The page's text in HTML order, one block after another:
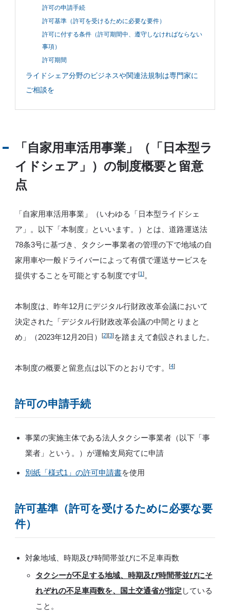
JP EN
許可の申請手続
許可基準（許可を受けるために必要な要件）
許可に付する条件（許可期間中、遵守しなければならない
事項）
許可期間
ライドシェア分野のビジネスや関連法規制は専門家に
ご相談を
「自家用車活用事業」（「日本型ラ
イドシェア」）の制度概要と留意
点
「自家用車活用事業」（いわゆる「日本型ライドシェ
ア」。以下「本制度」といいます。）とは、道路運送法
78条3号に基づき、タクシー事業者の管理の下で地域の自
家用車や一般ドライバーによって有償で運送サービスを
提供することを可能とする制度です[1]。
本制度は、昨年12月にデジタル行財政改革会議において
決定された「デジタル行財政改革会議の中間とりまと
め」（2023年12月20日）[2][3]を踏まえて創設されました。
本制度の概要と留意点は以下のとおりです。[4]
許可の申請手続
事業の実施主体である法人タクシー事業者（以下「事
業者」という。）が運輸支局宛てに申請
別紙「様式1」の許可申請書を使用
許可基準（許可を受けるために必要な要
件）
対象地域、時期及び時間帯並びに不足車両数
タクシーが不足する地域、時期及び時間帯並びにそ
れぞれの不足車両数を、国土交通省が指定 している
こと。